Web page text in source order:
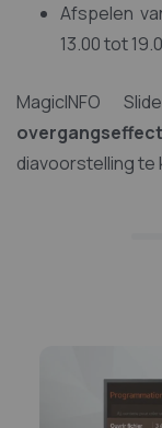
Afspelen
13.00 tot
MagicINFO
diavoorstelling te